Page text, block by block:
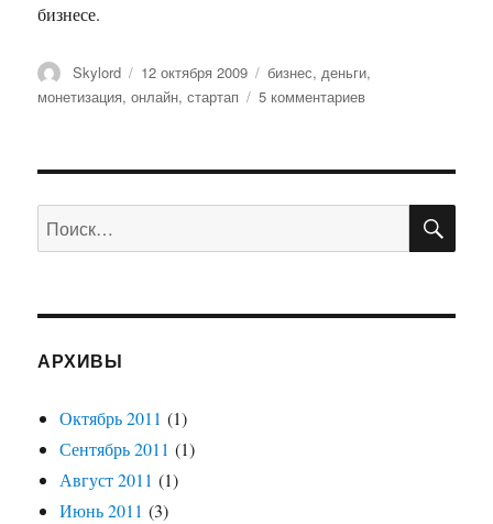
бизнесе.
Автор
Skylord Опубликовано
12 октября 2009 Метки
бизнес,деньги,
монетизация,онлайн,стартап 5 комментариевк
онлайн-
—
тезисах
Искать:
АРХИВЫ
Октябрь 2011 (1)
Сентябрь 2011 (1)
Август 2011 (1)
Июнь 2011 (3)